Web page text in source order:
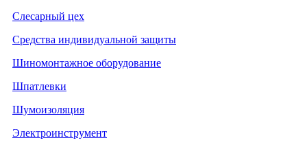
Слесарный цех
Средства индивидуальной защиты
Шиномонтажное оборудование
Шпатлевки
Шумоизоляция
Электроинструмент